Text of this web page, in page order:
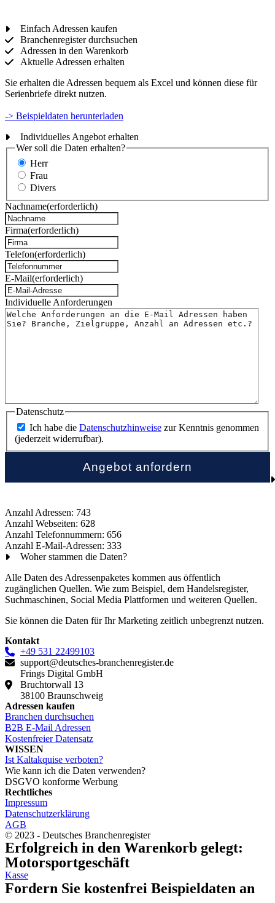
Einfach Adressen kaufen
Branchenregister durchsuchen
Adressen in den Warenkorb
Aktuelle Adressen erhalten
Sie erhalten die Adressen bequem als Excel und können diese für
Serienbriefe direkt nutzen.
-> Beispieldaten herunterladen
Individuelles Angebot erhalten
Wer soll die Daten erhalten?
Herr
Frau
Divers
Nachname(erforderlich)
Firma(erforderlich)
Telefon(erforderlich)
E-Mail(erforderlich)
Individuelle Anforderungen
Datenschutz
Ich habe die Datenschutzhinweise zur Kenntnis genommen
(jederzeit widerrufbar).
Anzahl Adressen: 743
Anzahl Webseiten: 628
Anzahl Telefonnummern: 656
Anzahl E-Mail-Adressen: 333
Woher stammen die Daten?
Alle Daten des Adressenpaketes kommen aus öffentlich
zugänglichen Quellen. Wie zum Beispiel, dem Handelsregister,
Suchmaschinen, Social Media Plattformen und weiteren Quellen.
Sie können die Daten für Ihr Marketing zeitlich unbegrenzt nutzen.
Kontakt
+49 531 22499103
support@deutsches-branchenregister.de
Frings Digital GmbH
Bruchtorwall 13
38100 Braunschweig
Adressen kaufen
Branchen durchsuchen
B2B E-Mail Adressen
Kostenfreier Datensatz
WISSEN
Ist Kaltakquise verboten?
Wie kann ich die Daten verwenden?
DSGVO konforme Werbung
Rechtliches
Impressum
Datenschutzerklärung
AGB
© 2023 - Deutsches Branchenregister
Erfolgreich in den Warenkorb gelegt:
Motorsportgeschäft
Kasse
Fordern Sie kostenfrei Beispieldaten an